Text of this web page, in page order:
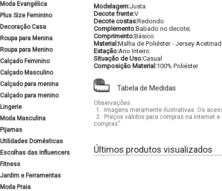
Moda Evangélica
Plus Size Feminino
Decoração Casa
Roupa para Menina
Roupa para Menino
Calçado Feminino
Calçado Masculino
Calçado para menina
Calçado para menino
Lingerie
Moda Masculina
Pijamas
Utilidades Domésticas
Escolhas das Influencers
Fitness
Jardim e Ferramentas
Moda Praia
Modelagem:Justa
Decote frente:V
Decote costas:Redondo
Complemento:Babado no decote;
Comprimento:Básico
Material:Malha de Poliéster - Jersey
Estação:Ano Inteiro
Situação de Uso:Casual
Composição Material:100% Poliéster
Tabela de Medidas
Observações:
1.
Imagens meramente ilustrativas. Os
2.
Preços válidos para compras na internet
compras".
Últimos produtos visualizados